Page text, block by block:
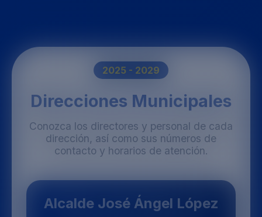
2025 - 2029
Direcciones Municipales
Conozca los directores y personal de cada
dirección, así como sus números de
contacto y horarios de atención.
Alcalde José Ángel López